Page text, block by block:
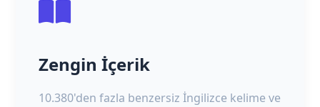
Zengin İçerik
10.380'den fazla benzersiz İngilizce kelime ve